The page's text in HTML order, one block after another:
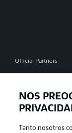
Official Partners
NOS
Tanto nosotros